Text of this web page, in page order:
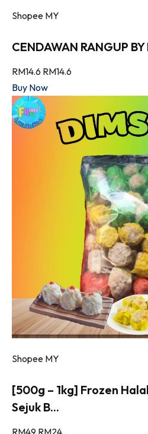
Shopee MY
CENDAWAN RANGUP BY
RM14.6 RM14.6
Buy Now
Shopee MY
[500g – 1kg] Frozen
Sejuk B...
RM49 RM24